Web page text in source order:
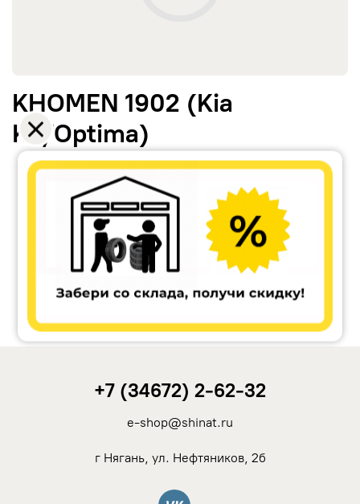
Remain
KHOMEN 1902 (Kia
K5/Optima)
+7 (34672) 2-62-32
e-shop@shinat.ru
г Нягань, ул. Нефтяников, 2б
Вконтакте